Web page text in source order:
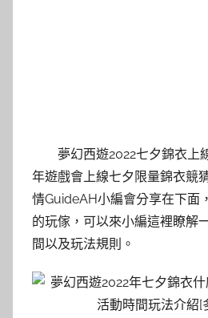
夢幻西遊2022七夕錦衣上
年遊戲會上線七夕限量錦衣競
情GuideAH小編會分享在下面
的玩傢，可以來小編這裡瞭解
間以及玩法規則。